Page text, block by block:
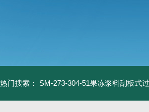
热门搜索： SM-273-304-51果冻浆料刮板式